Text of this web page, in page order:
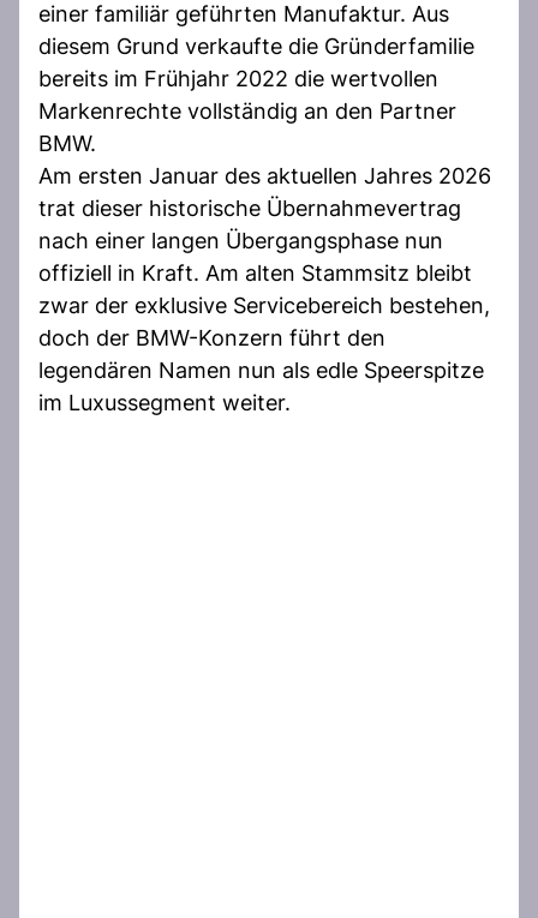
einer familiär geführten Manufaktur. Aus
diesem Grund verkaufte die Gründerfamilie
bereits im Frühjahr 2022 die wertvollen
Markenrechte vollständig an den Partner
BMW.
Am ersten Januar des aktuellen Jahres 2026
trat dieser historische Übernahmevertrag
nach einer langen Übergangsphase nun
offiziell in Kraft. Am alten Stammsitz bleibt
zwar der exklusive Servicebereich bestehen,
doch der BMW-Konzern führt den
legendären Namen nun als edle Speerspitze
im Luxussegment weiter.